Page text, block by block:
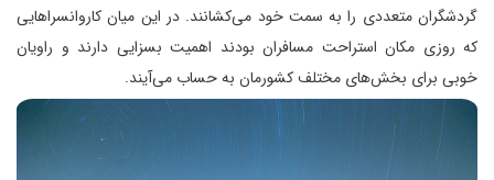
گردشگران متعددی را به سمت خود می‌کشانند. در این میان کاروانسرا‌هایی
که روزی مکان استراحت مسافران بودند اهمیت بسزایی دارند و راویان
خوبی برای بخش‌های مختلف کشورمان به حساب می‌آیند.